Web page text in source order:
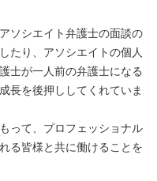
ソシエイト弁護士の面談の
たり、アソシエイトの個人
士が一人前の弁護士になる
長を後押ししてくれていま
って、プロフェッショナル
る皆様と共に働けることを